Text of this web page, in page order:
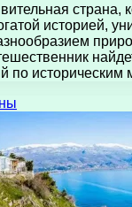
страна,
историей,
по